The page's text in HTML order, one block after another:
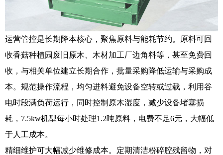
运营管控是长期降本核心，聚焦原料与能耗节约。原料可回
收香菇种植园废旧原木、木材加工厂边角料等，甚至免费回
收，与相关单位建立长期合作，批量采购降低运输与采购成
本。规范操作流程，均匀进料避免设备空转或过载，利用谷
电时段满负荷运行，同时控制原木湿度，减少设备堵塞损
耗，7.5kw机型每小时处理1.2吨原料，电费不足6元，大幅低
于人工成本。
精细维护可大幅减少维修成本。定期清洁粉碎腔残留物，对